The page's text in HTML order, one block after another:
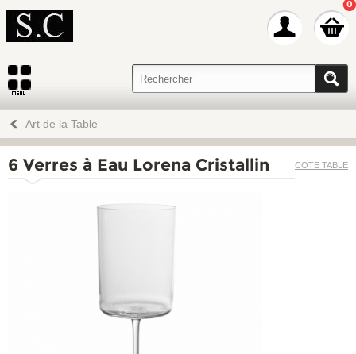
0
Art de la Table
COTE TABLE
6 Verres à Eau Lorena Cristallin